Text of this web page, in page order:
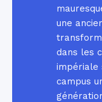
une
dans les
impériale
campus